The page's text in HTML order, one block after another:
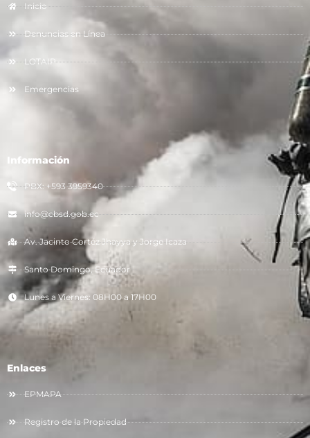
Inicio
Denuncias en Línea
LOTAIP
Emergencias
Información
PBX: +593 3959340
info@cbsd.gob.ec
Av. Jacinto Cortéz Jhayya y Jorge Icaza
Santo Domingo, Ecuador
Lunes a Viernes: 08H00 a 17H00
Enlaces
EPMAPA
Registro de la Propiedad